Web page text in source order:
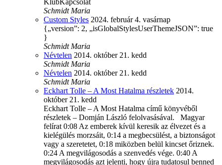
Schmidt Maria
Custom Styles 2024. február 4. vasárnap
{„version”: 2, „isGlobalStylesUserThemeJSON”: true
}
Schmidt Maria
Névtelen 2014. október 21. kedd
Schmidt Maria
Névtelen 2014. október 21. kedd
Schmidt Maria
Eckhart Tolle – A Most Hatalma részletek 2014.
október 21. kedd
Eckhart Tolle – A Most Hatalma című könyvéből
részletek – Domján László felolvasásával. Magyar
felírat 0:08 Az emberek kívül keresik az élvezet és a
kielégülés morzsáit, 0:14 a megbecsülést, a biztonságot
vagy a szeretetet, 0:18 miközben belül kincset őriznek.
0:24 A megvilágosodás a szenvedés vége. 0:40 A
megvilágosodás azt jelenti, hogy újra tudatosul benned